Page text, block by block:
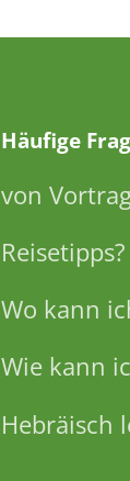
Häufige
von
Reisetipps?
Wo kann
Wie kann
Hebräisch